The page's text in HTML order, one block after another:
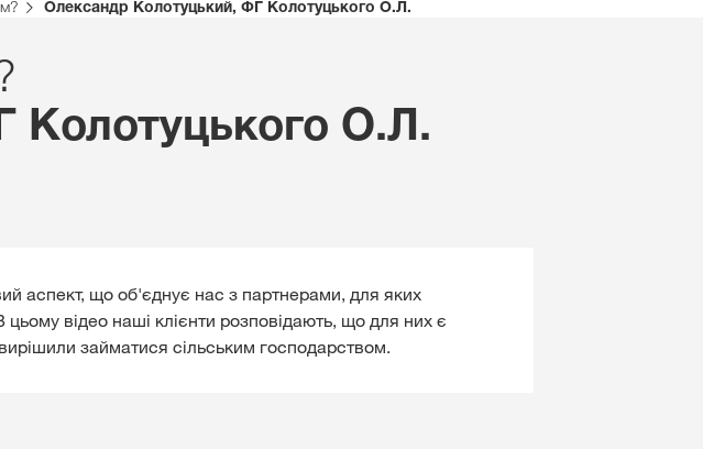
Ексклюзивний контент
Міжнародна тематика
Олександр Колотуцький, ФГ Колотуцького О.Л.
Колотуцького О.Л.
аспект, що об'єднує нас з партнерами, для яких
цьому відео наші клієнти розповідають, що для них є
займатися сільським господарством.